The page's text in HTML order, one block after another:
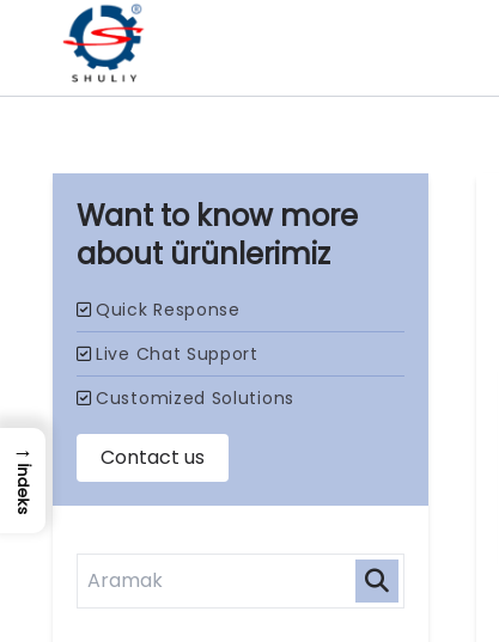
ürünlerimiz
→
İndeks